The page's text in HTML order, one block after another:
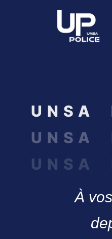
UNSA
UNSA
UNSA
À